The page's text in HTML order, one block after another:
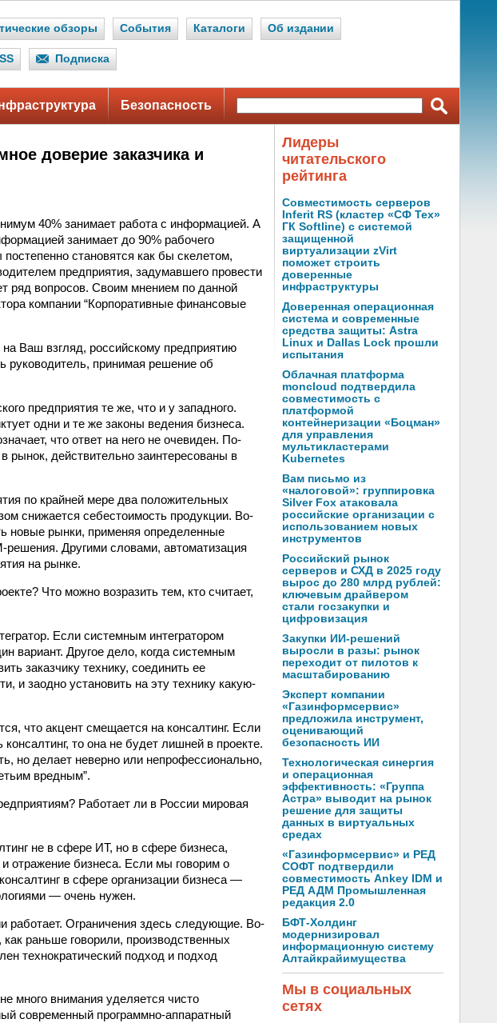
обзоры События Каталоги Об издании
Подписка
Безопасность
доверие заказчика и
40% занимает работа с информацией. А
занимает до 90% рабочего
становятся как бы скелетом,
предприятия, задумавшего провести
ряд вопросов. Своим мнением по данной
компании “Корпоративные финансовые
Ваш взгляд, российскому предприятию
руководитель, принимая решение об
предприятия те же, что и у западного.
одни и те же законы ведения бизнеса.
что ответ на него не очевиден. По-
рынок, действительно заинтересованы в
по крайней мере два положительных
снижается себестоимость продукции. Во-
новые рынки, применяя определенные
решения. Другими словами, автоматизация
на рынке.
Что можно возразить тем, кто считает,
Если системным интегратором
вариант. Другое дело, когда системным
заказчику технику, соединить ее
и заодно установить на эту технику какую-
что акцент смещается на консалтинг. Если
то она не будет лишней в проекте.
но делает неверно или непрофессионально,
вредным”.
Работает ли в России мировая
не в сфере ИТ, но в сфере бизнеса,
отражение бизнеса. Если мы говорим о
в сфере организации бизнеса —
— очень нужен.
работает. Ограничения здесь следующие. Во-
раньше говорили, производственных
технократический подход и подход
много внимания уделяется чисто
современный программно-аппаратный
Лидеры
читательского
рейтинга
Совместимость серверов
Inferit RS (кластер «СФ Тех»
ГК Softline) с системой
защищенной
виртуализации zVirt
поможет строить
доверенные
инфраструктуры
Доверенная операционная
система и современные
средства защиты: Astra
Linux и Dallas Lock прошли
испытания
Облачная платформа
moncloud подтвердила
совместимость с
платформой
контейнеризации «Боцман»
для управления
мультикластерами
Kubernetes
Вам письмо из
«налоговой»: группировка
Silver Fox атаковала
российские организации с
использованием новых
инструментов
Российский рынок
серверов и СХД в 2025 году
вырос до 280 млрд рублей:
ключевым драйвером
стали госзакупки и
цифровизация
Закупки ИИ-решений
выросли в разы: рынок
переходит от пилотов к
масштабированию
Эксперт компании
«Газинформсервис»
предложила инструмент,
оценивающий
безопасность ИИ
Технологическая синергия
и операционная
эффективность: «Группа
Астра» выводит на рынок
решение для защиты
данных в виртуальных
средах
«Газинформсервис» и РЕД
СОФТ подтвердили
совместимость Ankey IDM и
РЕД АДМ Промышленная
редакция 2.0
БФТ-Холдинг
модернизировал
информационную систему
Алтайкрайимущества
Мы в социальных
сетях